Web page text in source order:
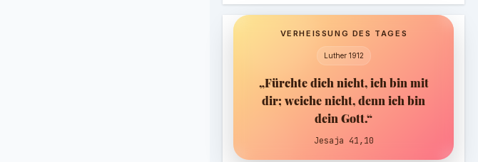
VERHEISSUNG DES TAGES
Luther 1912
„Fürchte dich nicht, ich bin mit
dir; weiche nicht, denn ich bin
dein Gott.“
Jesaja 41,10